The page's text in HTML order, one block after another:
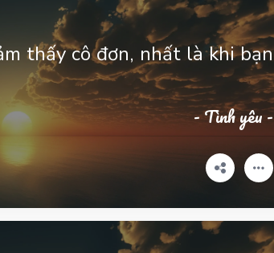
thấy cô đơn, nhất là khi bạn
- Tình yêu -